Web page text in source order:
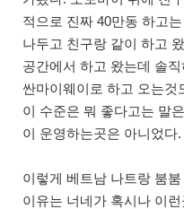
적으로 진짜 40만동 하고
나두고 친구랑 같이 하고
공간에서 하고 왔는데 솔
싼마이웨이로 하고 오는것
이 수준은 뭐 좋다고는 말
이 운영하는곳은 아니었다.
이렇게 베트남 나트랑 붐
이유는 너네가 혹시나 이